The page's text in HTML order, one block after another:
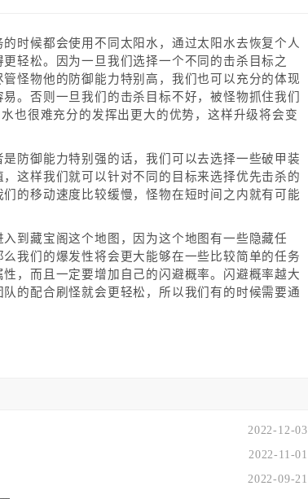
候都会使用不同太阳水，通过太阳水去恢复个人
轻松。因为一旦我们选择一个不同的击杀目标之
怪物他的防御能力特别高，我们也可以充分的体现
。否则一旦我们的击杀目标不好，被怪物抓住我们
也很难充分的发挥出更大的优势，这样升级将会变
御能力特别强的话，我们可以去选择一些破甲装
这样我们就可以针对不同的目标来选择优先击杀的
的移动速度比较缓慢，怪物在短时间之内就有可能
藏宝阁这个地图，因为这个地图有一些隐藏任
我们的爆发性将会更大能够在一些比较简单的任务
，而且一定要增加自己的闪避概率。闪避概率越大
的配合刷怪就会更轻松，所以我们有的时候需要通
2022-12-03
2022-11-01
2022-09-21